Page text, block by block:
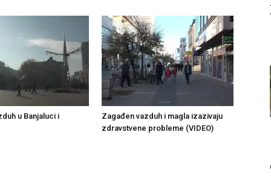
u Banjaluci i
Zagađen vazduh i magla izazivaju
zdravstvene probleme (VIDEO)